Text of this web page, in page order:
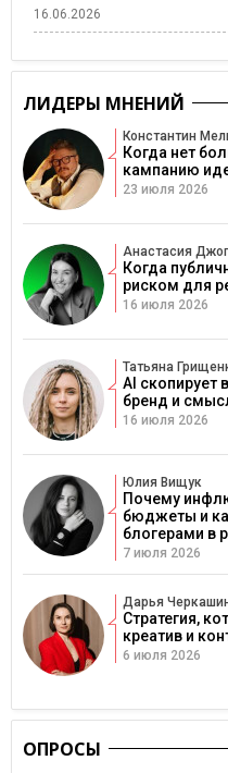
16.06.2026
ЛИДЕРЫ МНЕНИЙ
Константин
Когда нет
кампанию
23 июля 2026
Анастасия
Когда
риском для
16 июля 2026
Татьяна
AI скопирует
бренд и
16 июля 2026
Юлия Вищук
Почему
бюджеты и
блогерами в
7 июля 2026
Дарья
Стратегия,
креатив и
6 июля 2026
ОПРОСЫ